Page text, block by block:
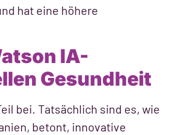
hat eine höhere
IA-
Gesundheit
bei. Tatsächlich sind es, wie
betont, innovative